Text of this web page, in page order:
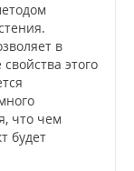
в
этого
что чем
будет